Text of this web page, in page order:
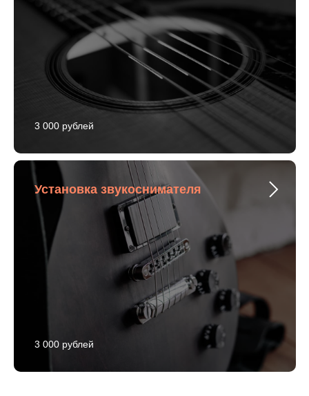
3 000 рублей
Установка звукоснимателя
3 000 рублей